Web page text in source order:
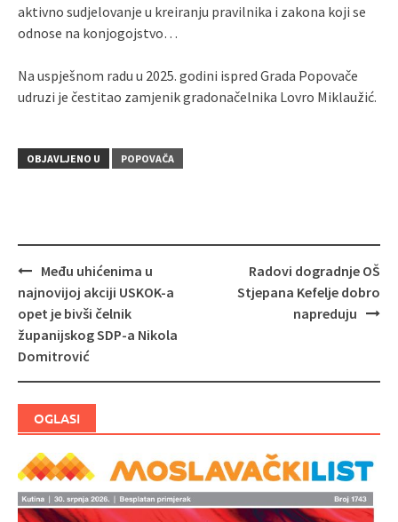
aktivno sudjelovanje u kreiranju pravilnika i zakona koji se
odnose na konjogojstvo…
Na uspješnom radu u 2025. godini ispred Grada Popovače
udruzi je čestitao zamjenik gradonačelnika Lovro Miklaužić.
OBJAVLJENO U POPOVAČA
Navigacija
objava
Među uhićenima u
najnovijoj akciji USKOK-a
opet je bivši čelnik
županijskog SDP-a Nikola
Domitrović
Radovi dogradnje OŠ
Stjepana Kefelje dobro
napreduju
OGLASI